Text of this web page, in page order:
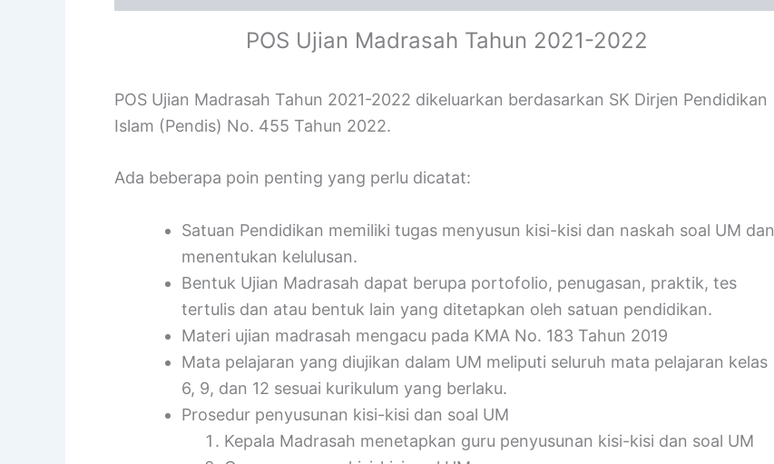
POS Ujian Madrasah Tahun 2021-2022
POS Ujian Madrasah Tahun 2021-2022 dikeluarkan berdasarkan SK Dirjen Pendidikan
Islam (Pendis) No. 455 Tahun 2022.
Ada beberapa poin penting yang perlu dicatat:
Satuan Pendidikan memiliki tugas menyusun kisi-kisi dan naskah soal UM dan
menentukan kelulusan.
Bentuk Ujian Madrasah dapat berupa portofolio, penugasan, praktik, tes
tertulis dan atau bentuk lain yang ditetapkan oleh satuan pendidikan.
Materi ujian madrasah mengacu pada KMA No. 183 Tahun 2019
Mata pelajaran yang diujikan dalam UM meliputi seluruh mata pelajaran kelas
6, 9, dan 12 sesuai kurikulum yang berlaku.
Prosedur penyusunan kisi-kisi dan soal UM
Kepala Madrasah menetapkan guru penyusunan kisi-kisi dan soal UM